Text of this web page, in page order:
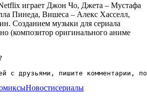
играет Джон Чо, Джета – Мустафа
Пинеда, Вишеса – Алекс Хасселл,
Созданием музыки для сериала
(композитор оригинального аниме
с друзьями, пишите комментарии,
Новостисериалы